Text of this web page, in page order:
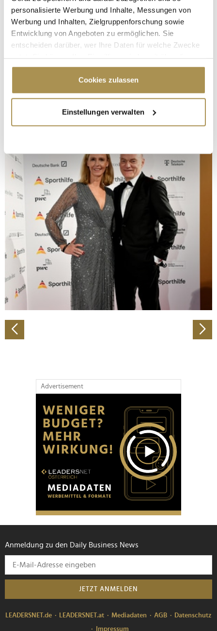
personalisierte Werbung und Inhalte, Messungen von
Werbung und Inhalten, Zielgruppenforschung sowie
Entwicklung von Angeboten zu ermöglichen. Sie
entscheiden darüber, wer Ihre Daten für welche Zwecke
Cookie-Erklärung oder durch Klicken auf das Privacy
Trigger Symbol ändern oder widerrufen
Informationen über Ihre geografische Lage
erfassen, welche bis auf einige Meter genau sein
bestimmten Merkmalen (Fingerprinting) identifizieren
Erfahren Sie mehr darüber, wie Ihre persönlichen Daten
verarbeitet werden, und legen Sie Ihre Präferenzen im
Abschnitt Einzelheiten fest.
Wir verwenden Cookies, um Inhalte und Anzeigen zu
personalisieren, Funktionen für soziale Medien anbieten
zu können und die Zugriffe auf unsere Website zu
analysieren. Außerdem geben wir Informationen zu Ihrer
Verwendung unserer Website an unsere Partner für
soziale Medien, Werbung und Analysen weiter. Unsere
Partner führen diese Informationen möglicherweise mit
weiteren Daten zusammen, die Sie ihnen bereitgestellt
gesammelt haben.
Cookies zulassen
Einstellungen verwalten
Advertisement
Anmeldung zu den Daily Business News
JETZT ANMELDEN
LEADERSNET.de LEADERSNET.at Mediadaten AGB
Datenschutz
Impressum